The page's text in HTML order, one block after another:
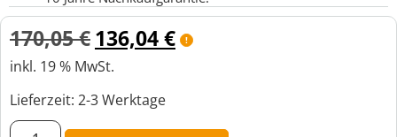
170,05€136,04€
inkl. 19 % MwSt.
Lieferzeit: 2-3 Werktage